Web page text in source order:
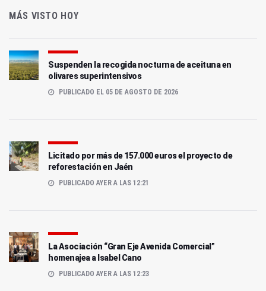
MÁS VISTO HOY
Suspenden la recogida nocturna de aceituna en
olivares superintensivos
PUBLICADO EL 05 DE AGOSTO DE 2026
Licitado por más de 157.000 euros el proyecto de
reforestación en Jaén
PUBLICADO AYER A LAS 12:21
La Asociación “Gran Eje Avenida Comercial”
homenajea a Isabel Cano
PUBLICADO AYER A LAS 12:23